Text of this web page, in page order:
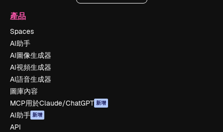
產品
Spaces
AI助手
AI圖像生成器
AI視頻生成器
AI語音生成器
圖庫內容
MCP用於Claude/ChatGPT 新增
AI助手 新增
API